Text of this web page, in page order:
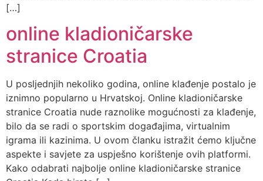
[…]
online kladioničarske
stranice Croatia
U posljednjih nekoliko godina, online klađenje postalo je
iznimno popularno u Hrvatskoj. Online kladioničarske
stranice Croatia nude raznolike mogućnosti za klađenje,
bilo da se radi o sportskim događajima, virtualnim
igrama ili kazinima. U ovom članku istražit ćemo ključne
aspekte i savjete za uspješno korištenje ovih platformi.
Kako odabrati najbolje online kladioničarske stranice